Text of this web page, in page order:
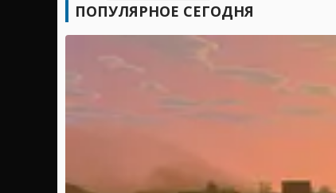
ПОПУЛЯРНОЕ СЕГОДНЯ